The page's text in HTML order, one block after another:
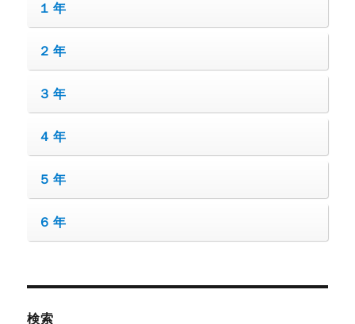
１年
２年
３年
４年
５年
６年
検索